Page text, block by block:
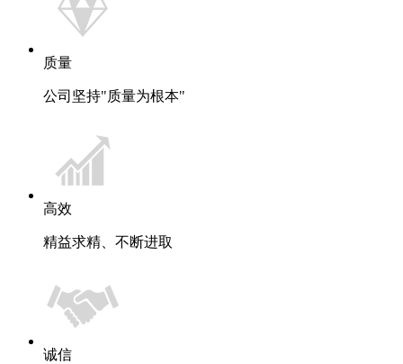
质量
公司坚持"质量为根本"
高效
精益求精、不断进取
诚信